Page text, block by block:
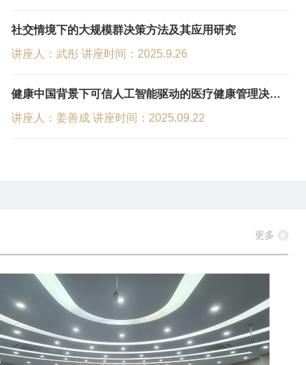
2025.09.24
浙水股份来访公司共商校企合作新路径
9月22日，浙水股份纪委书记兼人力资源部经理沈远丽和浙江江能
出席，公司党委书记陈杰、经理张长征、党委副书记杨天、副经理
域、核心优势出发，重点阐述企业在水电建设领域的实践成果，并
浙江江能建设有限公司的业务板块与发展规划，公司副总经理高建
进行了研究生实习基地项目课题汇报，展现企业在工程技术领域的
究方向与合作潜力。在交流环节，双方围绕校企合作模式展开深入
讨，就共建实践基地、联合培养专业人才、开展技术攻关项目等议
交换意见，明确后续需进一步细化合作方案，推动合作落地见效。
社交情境下的大规模群决策方法及其应用研究
讲座人：武彤 讲座时间：2025.9.26
健康中国背景下可信人工智能驱动的医疗健康管理决策
方法研究
讲座人：姜善成 讲座时间：2025.09.22
更多